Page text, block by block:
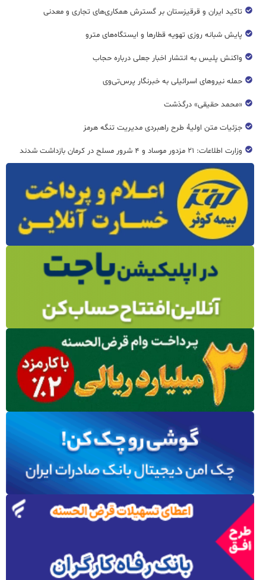
تاکید ایران و قرقیزستان بر گسترش همکاری‌های تجاری و معدنی
پایش شبانه روزی تهویه قطار‌ها و ایستگاه‌های مترو
واکنش پلیس به انتشار اخبار جعلی درباره حجاب
حمله نیروهای اسرائیلی به خبرنگار پرس‌تی‌وی
«محمد حقیقی» درگذشت
جزئیات متن اولیۀ طرح راهبردی مدیریت تنگه هرمز
وزارت اطلاعات: ۲۱ مزدور موساد و ۴ شرور مسلح در کرمان بازداشت شدند